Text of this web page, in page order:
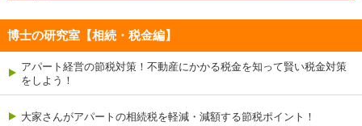
博士の研究室【相続・税金編】
アパート経営の節税対策！不動産にかかる税金を知って賢い税金対策
をしよう！
大家さんがアパートの相続税を軽減・減額する節税ポイント！